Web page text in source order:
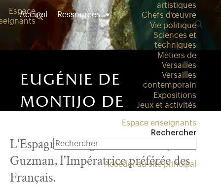
Accueil Ressources
Espace
artistiques
Chefs d’œuvre
Vie politique
Sciences et
techniques
Métiers de
Versailles
Versailles
contemporain
Expositions
Jeux et activités
Espace enseignants
Rechercher
Accéder au site principal
eugénie de
montijo de
impératrice des
français (1829-1920)
L'Espagnole Eugénie de Montijo de
Guzman, l'Impératrice préférée des
Français.